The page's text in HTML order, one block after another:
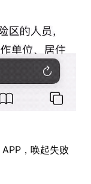
，唤起失败